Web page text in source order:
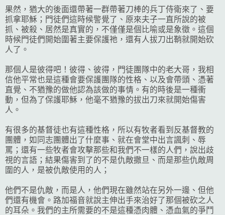
果然，猶大的後面還帶著一群帶著刀棒的兵丁侍衛來了、要
抓拿耶穌；門徒們這時候警覺了、原來夫子一直所說的被
抓、被殺、居然是真實的，不僅僅是個比喻或是象徵。這個
時候門徒們開始圍著主要保護祂，還有人拔刀出鞘就開始砍
人了。
那個人是彼得吧！彼得、彼得，門徒團隊中的老大哥，我相
信他平常也是這種會要保護團隊的性格、以及會帶頭、憑著
直覺、不猶豫的做他認為該做的事情。有的時後是一種衝
動，但為了保護耶穌，他毫不猶豫的拔出刀來就開始傷害
人。
有很多的基督徒也有這種性格，所以有牧者看到反基督教的
團體，如同志團體出了什麼事、就在會堂中出言諷刺、辱
罵；還有一些牧者會攻擊那些和我們不一樣的人們，說出歧
視的言語；結果傷害到了的不是仇敵撒旦、而是那些仇敵周
圍的人，是被仇敵使用的人；
他們不是仇敵，而是人，他們現在雖然站在另外一邊、但他
們還有機會。路加福音就說主伸出手來治好了那個被砍之人
的耳朵。我們的主所需要的不是這種憑肉體、憑血氣的爭鬥